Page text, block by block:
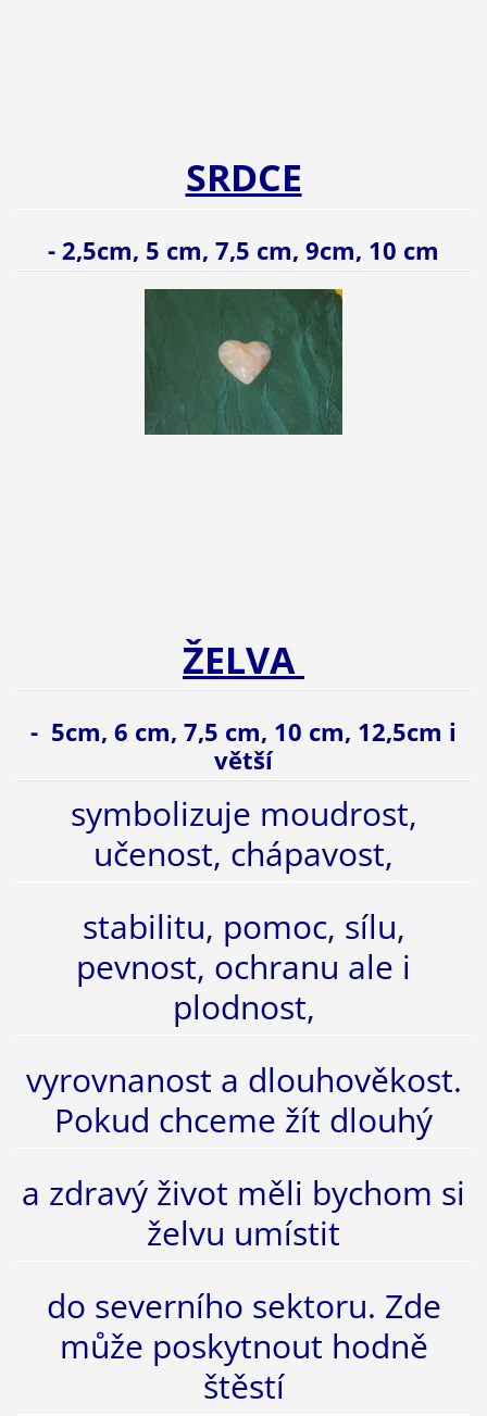
SRDCE
- 2,5cm, 5 cm, 7,5 cm, 9cm, 10 cm
ŽELVA
- 5cm, 6 cm, 7,5 cm, 10 cm, 12,5cm i
větší
symbolizuje moudrost,
učenost, chápavost,
stabilitu, pomoc, sílu,
pevnost, ochranu ale i
plodnost,
vyrovnanost a dlouhověkost.
Pokud chceme žít dlouhý
a zdravý život měli bychom si
želvu umístit
do severního sektoru. Zde
může poskytnout hodně
štěstí